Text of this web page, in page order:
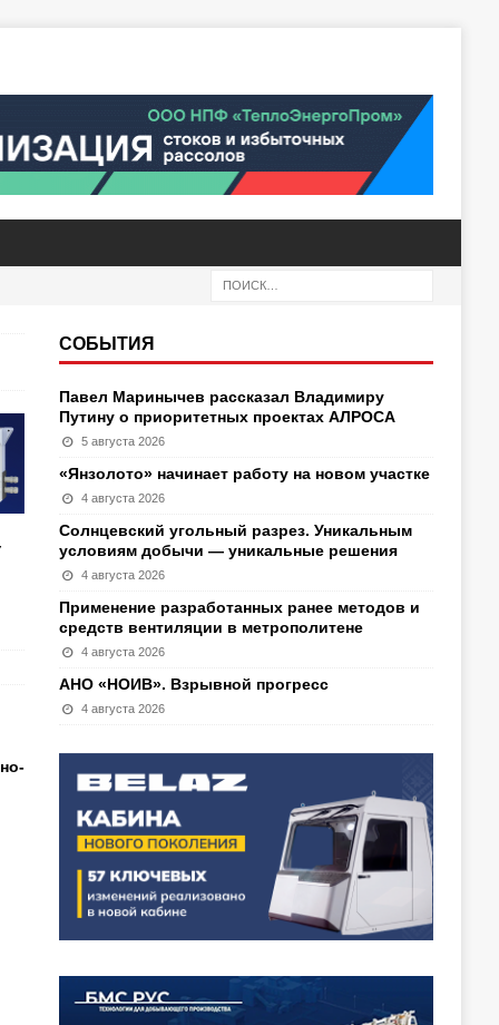
СОБЫТИЯ
Павел Маринычев рассказал Владимиру
Путину о приоритетных проектах АЛРОСА
5 августа 2026
«Янзолото» начинает работу на новом участке
4 августа 2026
Солнцевский угольный разрез. Уникальным
условиям добычи — уникальные решения
4 августа 2026
Применение разработанных ранее методов и
средств вентиляции в метрополитене
4 августа 2026
АНО «НОИВ». Взрывной прогресс
4 августа 2026